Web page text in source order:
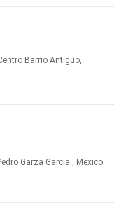
Barrio Antiguo,
Garza Garcia , Mexico